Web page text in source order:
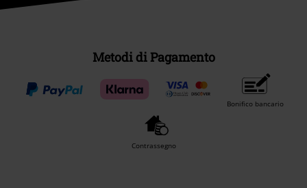
Metodi di Pagamento
Bonifico bancario
Contrassegno